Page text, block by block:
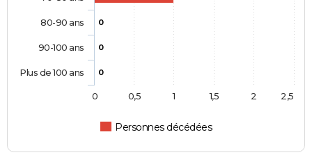
0
0
0
Personnes décédées
80-90 ans
90-100 ans
Plus de 100 ans
0 0,5 1 1,5 2 2,5